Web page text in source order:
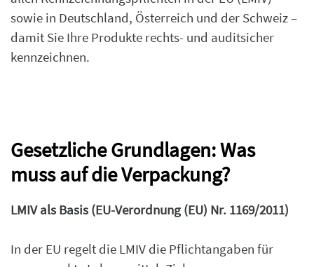
sowie in Deutschland, Österreich und der Schweiz –
damit Sie Ihre Produkte rechts- und auditsicher
kennzeichnen.
Gesetzliche Grundlagen: Was
muss auf die Verpackung?
LMIV als Basis (EU-Verordnung (EU) Nr. 1169/2011)
In der EU regelt die LMIV die Pflichtangaben für